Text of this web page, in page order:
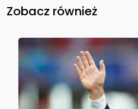
Zobacz również